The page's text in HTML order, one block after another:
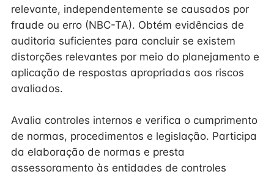
relevante, independentemente se causados por
fraude ou erro (NBC-TA). Obtém evidências de
auditoria suficientes para concluir se existem
distorções relevantes por meio do planejamento e
aplicação de respostas apropriadas aos riscos
avaliados.
Avalia controles internos e verifica o cumprimento
de normas, procedimentos e legislação. Participa
da elaboração de normas e presta
assessoramento às entidades de controles